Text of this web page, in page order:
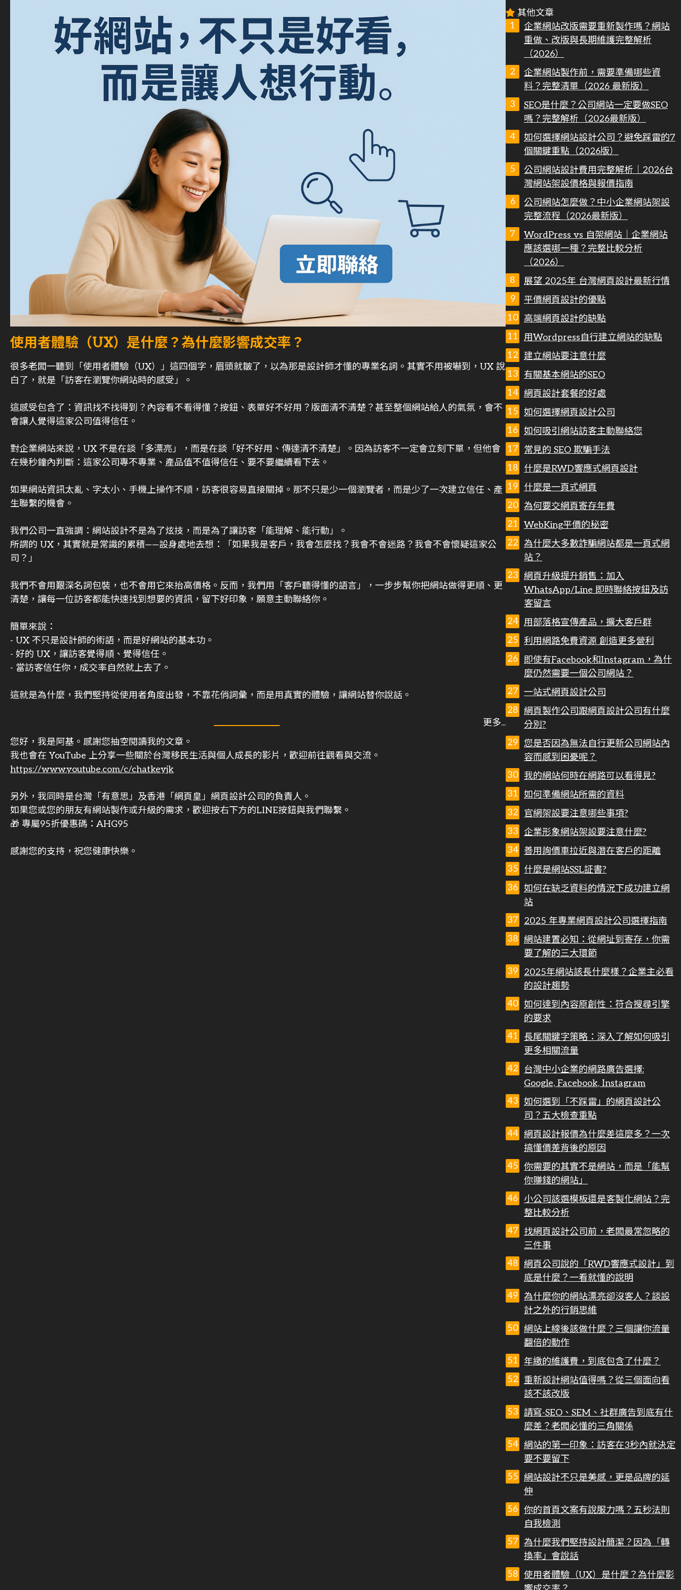
使用者體驗（UX）是什麼？為什麼影響成交率？
很多老闆一聽到「使用者體驗（UX）」這四個字，眉頭就皺了，以為那是設計師才懂的專業名詞。其實不用被嚇到，UX 說
白了，就是「訪客在瀏覽你網站時的感受」。
這感受包含了：資訊找不找得到？內容看不看得懂？按鈕、表單好不好用？版面清不清楚？甚至整個網站給人的氣氛，會不
會讓人覺得這家公司值得信任。
對企業網站來說，UX 不是在談「多漂亮」，而是在談「好不好用、傳達清不清楚」。因為訪客不一定會立刻下單，但他會
在幾秒鐘內判斷：這家公司專不專業、產品值不值得信任、要不要繼續看下去。
如果網站資訊太亂、字太小、手機上操作不順，訪客很容易直接關掉。那不只是少一個瀏覽者，而是少了一次建立信任、產
生聯繫的機會。
我們公司一直強調：網站設計不是為了炫技，而是為了讓訪客「能理解、能行動」。
所謂的 UX，其實就是常識的累積——設身處地去想：「如果我是客戶，我會怎麼找？我會不會迷路？我會不會懷疑這家公
司？」
我們不會用艱深名詞包裝，也不會用它來抬高價格。反而，我們用「客戶聽得懂的語言」，一步步幫你把網站做得更順、更
清楚，讓每一位訪客都能快速找到想要的資訊，留下好印象，願意主動聯絡你。
簡單來說：
- UX 不只是設計師的術語，而是好網站的基本功。
- 好的 UX，讓訪客覺得順、覺得信任。
- 當訪客信任你，成交率自然就上去了。
這就是為什麼，我們堅持從使用者角度出發，不靠花俏詞彙，而是用真實的體驗，讓網站替你說話。
您好，我是阿基。感謝您抽空閱讀我的文章。
我也會在 YouTube 上分享一些關於台灣移民生活與個人成長的影片，歡迎前往觀看與交流。
https://www.youtube.com/c/chatkeyjk
另外，我同時是台灣「有意思」及香港「網頁皇」網頁設計公司的負責人。
如果您或您的朋友有網站製作或升級的需求，歡迎按右下方的LINE按鈕與我們聯繫。
🎁 專屬95折優惠碼：AHG95
感謝您的支持，祝您健康快樂。
其他文章
企業網站改版需要重新製作嗎？網站
重做、改版與長期維護完整解析
（2026）
企業網站製作前，需要準備哪些資
料？完整清單（2026 最新版）
SEO是什麼？公司網站一定要做SEO
嗎？完整解析（2026最新版）
如何選擇網站設計公司？避免踩雷的7
個關鍵重點（2026版）
公司網站設計費用完整解析｜2026台
灣網站架設價格與報價指南
公司網站怎麼做？中小企業網站架設
完整流程（2026最新版）
WordPress vs 自架網站｜企業網站
應該選哪一種？完整比較分析
（2026）
展望 2025年 台灣網頁設計最新行情
平價網頁設計的優點
高端網頁設計的缺點
用Wordpress自行建立網站的缺點
建立網站要注意什麼
有關基本網站的SEO
網頁設計套餐的好處
如何選擇網頁設計公司
如何吸引網站訪客主動聯絡您
常見的 SEO 欺騙手法
什麼是RWD響應式網頁設計
什麼是一頁式網頁
為何要交網頁寄存年費
WebKing平價的秘密
為什麼大多數詐騙網站都是一頁式網
站？
網頁升級提升銷售：加入
WhatsApp/Line 即時聯絡按鈕及訪
客留言
用部落格宣傳產品，擴大客戶群
利用網路免費資源 創造更多營利
即使有Facebook和Instagram，為什
麼仍然需要一個公司網站？
一站式網頁設計公司
網頁製作公司跟網頁設計公司有什麼
分別?
您是否因為無法自行更新公司網站內
容而感到困憂呢？
我的網站何時在網路可以看得見?
如何準備網站所需的資料
官網架設要注意哪些事項?
企業形象網站架設要注意什麼?
善用詢價車拉近與潛在客戶的距離
什麼是網站SSL証書?
如何在缺乏資料的情況下成功建立網
站
2025 年專業網頁設計公司選擇指南
網站建置必知：從網址到寄存，你需
要了解的三大環節
2025年網站該長什麼樣？企業主必看
的設計趨勢
如何達到內容原創性：符合搜尋引擎
的要求
長尾關鍵字策略：深入了解如何吸引
更多相關流量
台灣中小企業的網路廣告選擇:
Google, Facebook, Instagram
如何選到「不踩雷」的網頁設計公
司？五大檢查重點
網頁設計報價為什麼差這麼多？一次
搞懂價差背後的原因
你需要的其實不是網站，而是「能幫
你賺錢的網站」
小公司該選模板還是客製化網站？完
整比較分析
找網頁設計公司前，老闆最常忽略的
三件事
網頁公司說的「RWD響應式設計」到
底是什麼？一看就懂的說明
為什麼你的網站漂亮卻沒客人？談設
計之外的行銷思維
網站上線後該做什麼？三個讓你流量
翻倍的動作
年繳的維護費，到底包含了什麼？
重新設計網站值得嗎？從三個面向看
該不該改版
請寫-SEO、SEM、社群廣告到底有什
麼差？老闆必懂的三角關係
網站的第一印象：訪客在3秒內就決定
要不要留下
網站設計不只是美感，更是品牌的延
伸
你的首頁文案有說服力嗎？五秒法則
自我檢測
為什麼我們堅持設計簡潔？因為「轉
換率」會說話
使用者體驗（UX）是什麼？為什麼影